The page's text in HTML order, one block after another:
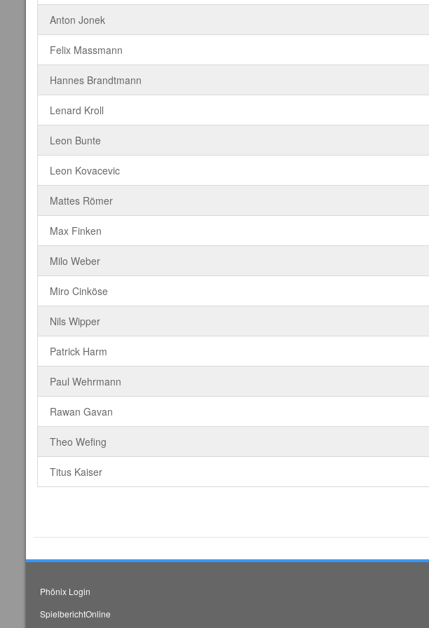
Anton Jonek
Felix Massmann
Hannes Brandtmann
Lenard Kroll
Leon Bunte
Leon Kovacevic
Mattes Römer
Max Finken
Milo Weber
Miro Cinköse
Nils Wipper
Patrick Harm
Paul Wehrmann
Rawan Gavan
Theo Wefing
Titus Kaiser
Phönix Login
SpielberichtOnline